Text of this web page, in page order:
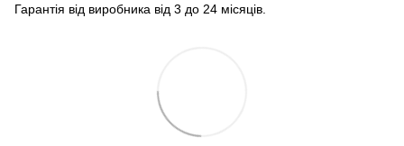
Гарантія від виробника від 3 до 24 місяців.